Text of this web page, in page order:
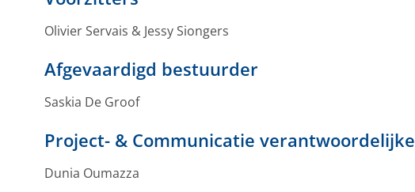
Olivier Servais & Jessy Siongers
Afgevaardigd bestuurder
Saskia De Groof
Project- & Communicatie verantwoordelijke
Dunia Oumazza